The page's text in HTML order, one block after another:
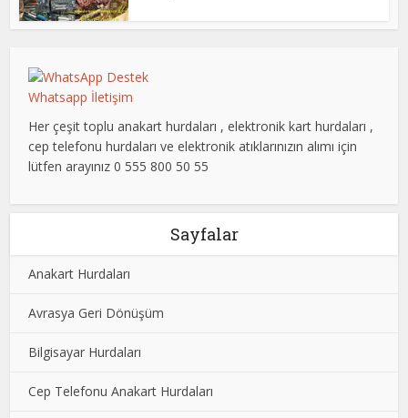
Whatsapp İletişim
Her çeşit toplu anakart hurdaları , elektronik kart hurdaları ,
cep telefonu hurdaları ve elektronik atıklarınızın alımı için
lütfen arayınız 0 555 800 50 55
Sayfalar
Anakart Hurdaları
Avrasya Geri Dönüşüm
Bilgisayar Hurdaları
Cep Telefonu Anakart Hurdaları